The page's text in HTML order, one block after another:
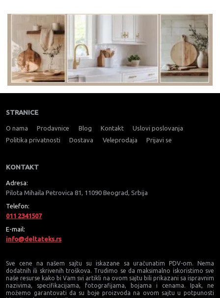
STRANICE
O nama Prodavnice Blog Kontakt
Uslovi poslovanja
Politika privatnosti
Dostava Veleprodaja Prijavi se
KONTAKT
Adresa:
Pilota Mihaila Petrovica 81, 11090 Beograd, Srbija
Telefon:
011 2341507
E-mail:
info@deltateks.rs
Sve cene na našem sajtu su iskazane sa uračunatim PDV-om. Nema
dodatnih ili skrivenih troškova. Trudimo se da maksimalno iskoristimo sve
naše resurse kako bi Vam svi artikli na ovom sajtu bili prikazani sa ispravnim
nazivima, specifikacijama, fotografijama, bojama i cenama. Ipak, ne
možemo garantovati da su boje proizvoda na ovom sajtu u potpunosti